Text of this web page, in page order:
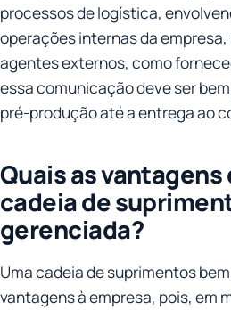
processos de logística,
operações internas da
agentes externos, como
essa comunicação deve ser
pré-produção até a entrega ao
Quais as vantagens
cadeia de
gerenciada?
Uma cadeia de suprimentos
vantagens à empresa, pois, em